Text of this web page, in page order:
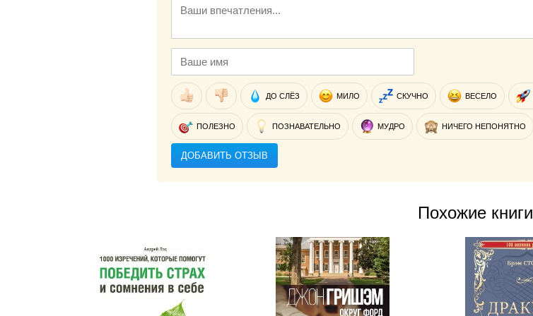
ДО СЛЁЗ МИЛО СКУЧНО ВЕСЕЛО
ПОЛЕЗНО ПОЗНАВАТЕЛЬНО МУДРО НИЧЕГО НЕПОНЯТНО
ДОБАВИТЬ ОТЗЫВ
Похожие книги